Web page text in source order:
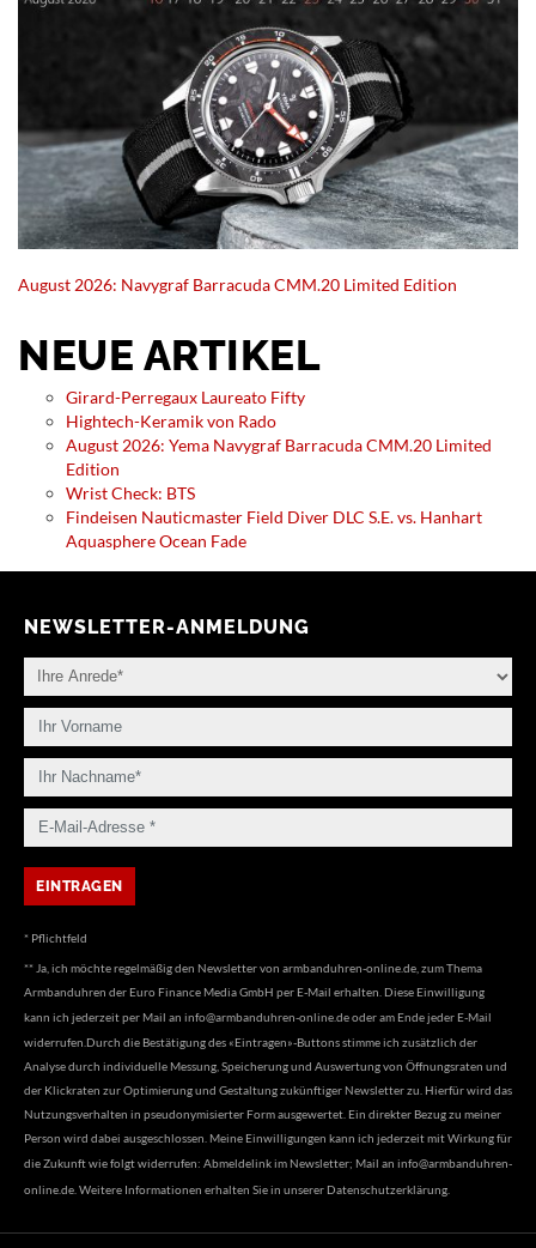
August 2026: Navygraf Barracuda CMM.20 Limited Edition
NEUE ARTIKEL
Girard-Perregaux Laureato Fifty
Hightech-Keramik von Rado
August 2026: Yema Navygraf Barracuda CMM.20 Limited
Edition
Wrist Check: BTS
Findeisen Nauticmaster Field Diver DLC S.E. vs. Hanhart
Aquasphere Ocean Fade
NEWSLETTER-ANMELDUNG
* Pflichtfeld
** Ja, ich möchte regelmäßig den Newsletter von armbanduhren-online.de, zum Thema
Armbanduhren der Euro Finance Media GmbH per E-Mail erhalten. Diese Einwilligung
kann ich jederzeit per Mail an info@armbanduhren-online.deoder am Ende jeder E-Mail
widerrufen.Durch die Bestätigung des «Eintragen»-Buttons stimme ich zusätzlich der
Analyse durch individuelle Messung, Speicherung und Auswertung von Öffnungsraten und
der Klickraten zur Optimierung und Gestaltung zukünftiger Newsletter zu. Hierfür wird das
Nutzungsverhalten in pseudonymisierter Form ausgewertet. Ein direkter Bezug zu meiner
Person wird dabei ausgeschlossen. Meine Einwilligungen kann ich jederzeit mit Wirkung für
die Zukunft wie folgt widerrufen: Abmeldelink im Newsletter; Mail an info@armbanduhren-
online.de . Weitere Informationen erhalten Sie in unserer Datenschutzerklärung